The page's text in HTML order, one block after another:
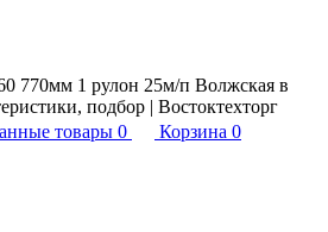
770мм 1 рулон 25м/п Волжская в
подбор | Востоктехторг
товары 0 Корзина 0